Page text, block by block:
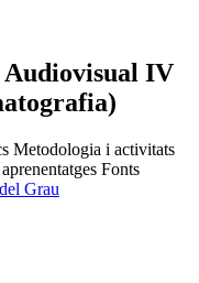
IV
Metodologia i activitats
Fonts
Grau